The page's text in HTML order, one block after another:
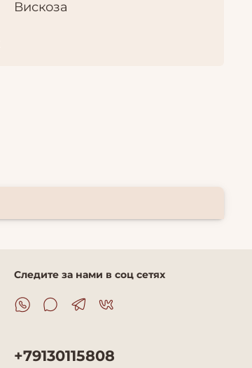
Вискоза
Следите за нами в соц сетях
+79130115808